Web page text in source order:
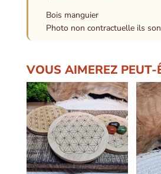
Bois manguier
Photo non contractuelle ils
VOUS AIMEREZ